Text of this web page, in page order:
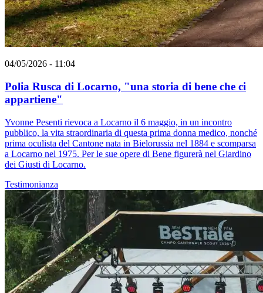
04/05/2026 - 11:04
Polia Rusca di Locarno, "una storia di bene che ci
appartiene"
Yvonne Pesenti rievoca a Locarno il 6 maggio, in un incontro
pubblico, la vita straordinaria di questa prima donna medico, nonché
prima oculista del Cantone nata in Bielorussia nel 1884 e scomparsa
a Locarno nel 1975. Per le sue opere di Bene figurerà nel Giardino
dei Giusti di Locarno.
Testimonianza